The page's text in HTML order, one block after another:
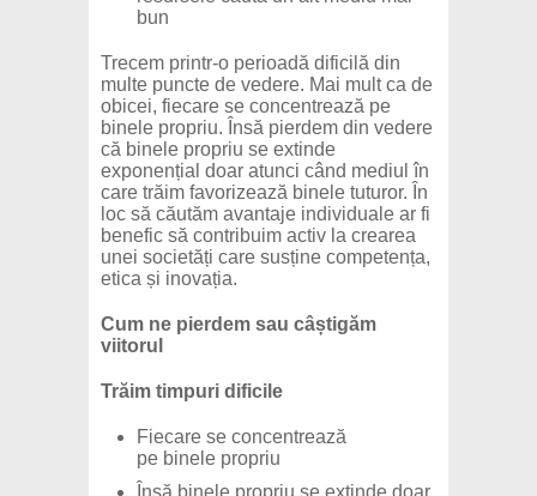
bun
Trecem printr-o perioadă dificilă din
multe puncte de vedere. Mai mult ca de
obicei, fiecare se concentrează pe
binele propriu. Însă pierdem din vedere
că binele propriu se extinde
exponențial doar atunci când mediul în
care trăim favorizează binele tuturor. În
loc să căutăm avantaje individuale ar fi
benefic să contribuim activ la crearea
unei societăți care susține competența,
etica și inovația.
Cum ne pierdem sau câștigăm
viitorul
Trăim timpuri dificile
Fiecare se concentrează
pe binele propriu
Însă binele propriu se extinde doar